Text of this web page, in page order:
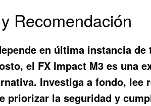
Recomendación
en última instancia
el FX Impact M3 es una
Investiga a fondo,
priorizar la seguridad y